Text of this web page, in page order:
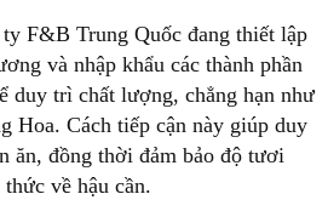
F&B Trung Quốc đang thiết lập
và nhập khẩu các thành phần
duy trì chất lượng, chẳng hạn như
Hoa. Cách tiếp cận này giúp duy
ăn, đồng thời đảm bảo độ tươi
về hậu cần.